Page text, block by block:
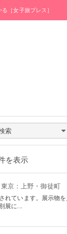
［女子旅プレス］
索
を表示
京：上野・御徒町
れています。展示物
展に...